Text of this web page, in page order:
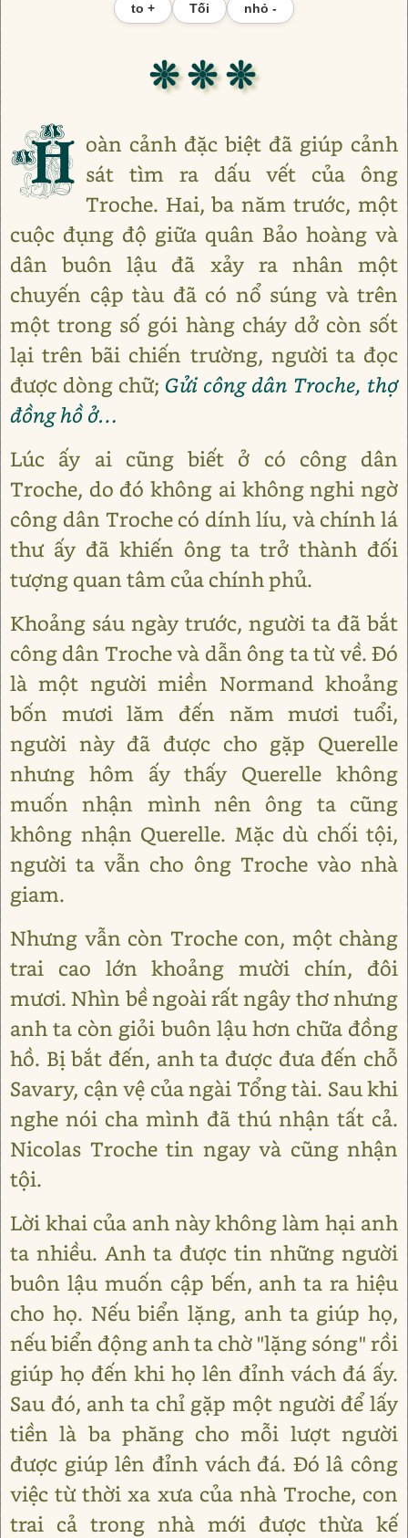
to + Tối nhỏ -
❊ ❊ ❊
H oàn cảnh đặc biệt đã giúp cảnh
sát tìm ra dấu vết của ông
Troche. Hai, ba năm trước, một
cuộc đụng độ giữa quân Bảo hoàng và
dân buôn lậu đã xảy ra nhân một
chuyến cập tàu đã có nổ súng và trên
một trong số gói hàng cháy dở còn sốt
lại trên bãi chiến trường, người ta đọc
được dòng chữ; Gửi công dân Troche, thợ
đồng hồ ở…
Lúc ấy ai cũng biết ở có công dân
Troche, do đó không ai không nghi ngờ
công dân Troche có dính líu, và chính lá
thư ấy đã khiến ông ta trở thành đối
tượng quan tâm của chính phủ.
Khoảng sáu ngày trước, người ta đã bắt
công dân Troche và dẫn ông ta từ về. Đó
là một người miền Normand khoảng
bốn mươi lăm đến năm mươi tuổi,
người này đã được cho gặp Querelle
nhưng hôm ấy thấy Querelle không
muốn nhận mình nên ông ta cũng
không nhận Querelle. Mặc dù chối tội,
người ta vẫn cho ông Troche vào nhà
giam.
Nhưng vẫn còn Troche con, một chàng
trai cao lớn khoảng mười chín, đôi
mươi. Nhìn bề ngoài rất ngây thơ nhưng
anh ta còn giỏi buôn lậu hơn chữa đồng
hồ. Bị bắt đến, anh ta được đưa đến chỗ
Savary, cận vệ của ngài Tổng tài. Sau khi
nghe nói cha mình đã thú nhận tất cả.
Nicolas Troche tin ngay và cũng nhận
tội.
Lời khai của anh này không làm hại anh
ta nhiều. Anh ta được tin những người
buôn lậu muốn cập bến, anh ta ra hiệu
cho họ. Nếu biển lặng, anh ta giúp họ,
nếu biển động anh ta chờ "lặng sóng" rồi
giúp họ đến khi họ lên đỉnh vách đá ấy.
Sau đó, anh ta chỉ gặp một người để lấy
tiền là ba phăng cho mỗi lượt người
được giúp lên đỉnh vách đá. Đó lâ công
việc từ thời xa xưa của nhà Troche, con
trai cả trong nhà mới được thừa kế